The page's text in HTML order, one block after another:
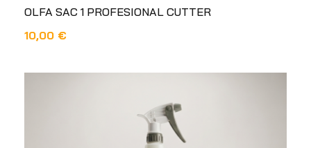
OLFA SAC 1 PROFESIONAL CUTTER
10,00 €